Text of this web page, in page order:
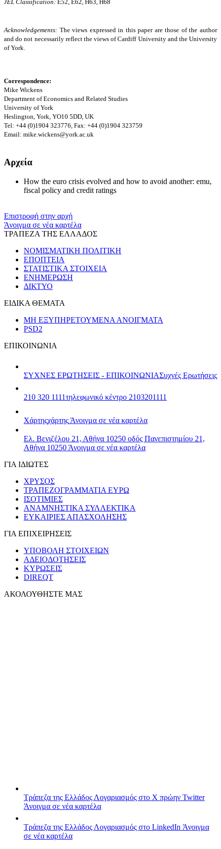
JEL Classification: E52, E62, H63, H68
Acknowledgements: The views expressed in this paper are those of the author
and do not necessarily reflect the views of Cardiff University and the University
of York.
Correspondence:
Mike Wickens
Department of Economics and Related Studies
University of York
Heslington, York, YO10 5DD, UK
Tel: +44 (0)1904 323776, Fax: +44 (0)1904 323759
Email: mike.wickens@york.ac.uk
Αρχεία
How the euro crisis evolved and how to avoid another: emu,
fiscal policy and credit ratings
Επιστροφή στην αρχή
Άνοιγμα σε νέα καρτέλα
ΤΡΑΠΕΖΑ ΤΗΣ ΕΛΛΑΔΟΣ
ΝΟΜΙΣΜΑΤΙΚΗ ΠΟΛΙΤΙΚΗ
ΕΠΟΠΤΕΙΑ
ΣΤΑΤΙΣΤΙΚΑ ΣΤΟΙΧΕΙΑ
ΕΝΗΜΕΡΩΣΗ
ΔΙΚΤΥΟ
ΕΙΔΙΚΑ ΘΕΜΑΤΑ
ΜΗ ΕΞΥΠΗΡΕΤΟΥΜΕΝΑ ΑΝΟΙΓΜΑΤΑ
PSD2
ΕΠΙΚΟΙΝΩΝΙΑ
ΣΥΧΝΕΣ ΕΡΩΤΗΣΕΙΣ - ΕΠΙΚΟΙΝΩΝΙΑΣυχνές Ερωτήσεις
210 320 1111τηλεφωνικό κέντρο 2103201111
Χάρτηςχάρτης Άνοιγμα σε νέα καρτέλα
Ελ. Βενιζέλου 21, Αθήνα 10250 οδός Πανεπιστημίου 21,
Αθήνα 10250 Άνοιγμα σε νέα καρτέλα
ΓΙΑ ΙΔΙΩΤΕΣ
ΧΡΥΣΟΣ
ΤΡΑΠΕΖΟΓΡΑΜΜΑΤΙΑ ΕΥΡΩ
ΙΣΟΤΙΜΙΕΣ
ΑΝΑΜΝΗΣΤΙΚΑ ΣΥΛΛΕΚΤΙΚΑ
ΕΥΚΑΙΡΙΕΣ ΑΠΑΣΧΟΛΗΣΗΣ
ΓΙΑ ΕΠΙΧΕΙΡΗΣΕΙΣ
ΥΠΟΒΟΛΗ ΣΤΟΙΧΕΙΩΝ
ΑΔΕΙΟΔΟΤΗΣΕΙΣ
ΚΥΡΩΣΕΙΣ
DIREQT
ΑΚΟΛΟΥΘΗΣΤΕ ΜΑΣ
Τράπεζα της Ελλάδος Λογαριασμός στο X πρώην Twitter
Άνοιγμα σε νέα καρτέλα
Τράπεζα της Ελλάδος Λογαριασμός στο LinkedIn Άνοιγμα
σε νέα καρτέλα